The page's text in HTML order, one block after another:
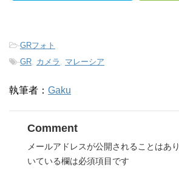
-GRフォト
-GR, カメラ , マレーシア
執筆者： Gaku
Comment
メールアドレスが公開されることはあり
いている欄は必須項目です